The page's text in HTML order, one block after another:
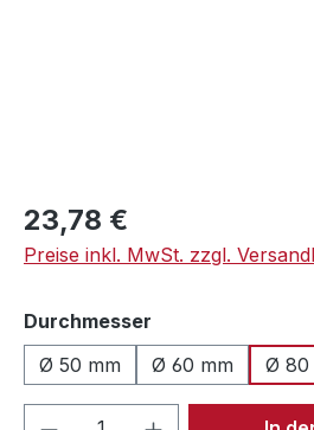
Regulärer Preis:
23,78 €
Preise inkl. MwSt. zzgl.
Durchmesser
Ø 50 mm
Ø 60 mm Ø 80
Produkt Anzahl: Gib